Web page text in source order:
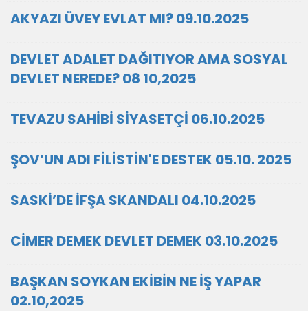
AKYAZI ÜVEY EVLAT MI? 09.10.2025
DEVLET ADALET DAĞITIYOR AMA SOSYAL
DEVLET NEREDE? 08 10,2025
TEVAZU SAHİBİ SİYASETÇİ 06.10.2025
ŞOV’UN ADI FİLİSTİN'E DESTEK 05.10. 2025
SASKİ’DE İFŞA SKANDALI 04.10.2025
CİMER DEMEK DEVLET DEMEK 03.10.2025
BAŞKAN SOYKAN EKİBİN NE İŞ YAPAR
02.10,2025